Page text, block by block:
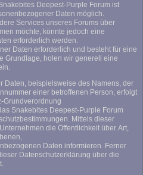
Deepest-Purple Forum ist
Daten möglich.
Services unseres Forums über
möchte, könnte jedoch eine
erforderlich werden.
Daten erforderlich und besteht für eine
Grundlage, holen wir generell eine
Daten, beispielsweise des Namens, der
einer betroffenen Person, erfolgt
Grundverordnung
Snakebites Deepest-Purple Forum
Mittels dieser
die Öffentlichkeit über Art,
Daten informieren. Ferner
Datenschutzerklärung über die